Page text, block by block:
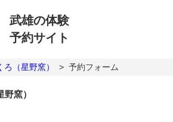
武雄の体験
予約サイト
（星野窯） > 予約フォーム
窯）